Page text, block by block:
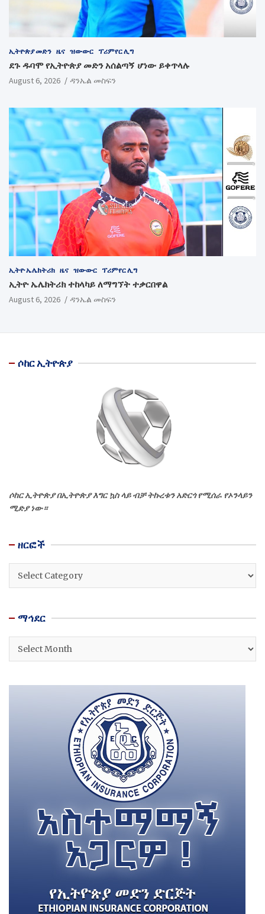
ኢትዮጵያ መድን ዜና ዝውውር ፕሪምየር ሊግ
ደጉ ዱባሞ የኢትዮጵያ መድን አሰልጣኝ ሆነው ይቀጥላሉ
August 6, 2026 ዳንኤል መስፍን
ኢትዮ ኤሌክትሪክ ዜና ዝውውር ፕሪምየር ሊግ
ኢትዮ ኤሌክትሪክ ተከላካይ ለማግኘት ተቃርበዋል
August 6, 2026 ዳንኤል መስፍን
ሶከር ኢትዮጵያ
ሶከር ኢትዮጵያ በኢትዮጵያ እግር ኳስ ላይ ብቻ ትኩረቱን አድርጎ የሚሰራ የኦንላይን
ሚድያ ነው።
ዘርፎች
ዘርፎች
ማኅደር
ማኅደር